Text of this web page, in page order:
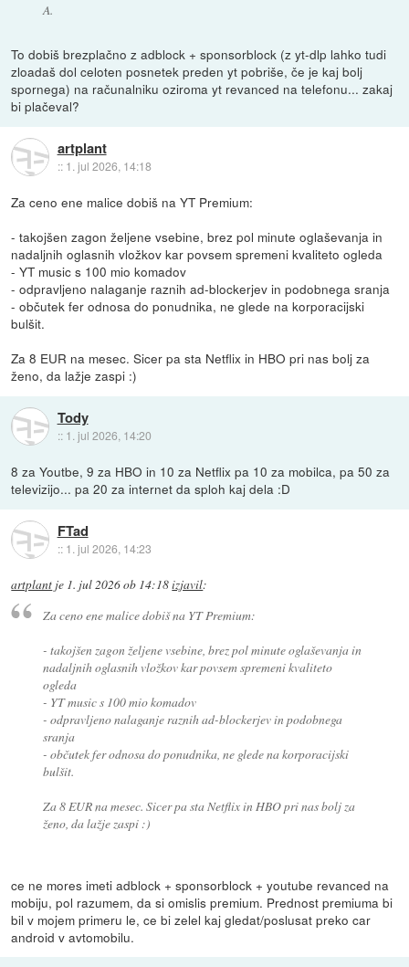
A.
To dobiš brezplačno z adblock + sponsorblock (z yt-dlp lahko tudi
zloadaš dol celoten posnetek preden yt pobriše, če je kaj bolj
spornega) na računalniku oziroma yt revanced na telefonu... zakaj
bi plačeval?
artplant
:: 1. jul 2026, 14:18
Za ceno ene malice dobiš na YT Premium:
- takojšen zagon željene vsebine, brez pol minute oglaševanja in
nadaljnih oglasnih vložkov kar povsem spremeni kvaliteto ogleda
- YT music s 100 mio komadov
- odpravljeno nalaganje raznih ad-blockerjev in podobnega sranja
- občutek fer odnosa do ponudnika, ne glede na korporacijski
bulšit.
Za 8 EUR na mesec. Sicer pa sta Netflix in HBO pri nas bolj za
ženo, da lažje zaspi :)
Tody
:: 1. jul 2026, 14:20
8 za Youtbe, 9 za HBO in 10 za Netflix pa 10 za mobilca, pa 50 za
televizijo... pa 20 za internet da sploh kaj dela :D
FTad
:: 1. jul 2026, 14:23
artplant je 1. jul 2026 ob 14:18izjavil:
Za ceno ene malice dobiš na YT Premium:
- takojšen zagon željene vsebine, brez pol minute oglaševanja in
nadaljnih oglasnih vložkov kar povsem spremeni kvaliteto
ogleda
- YT music s 100 mio komadov
- odpravljeno nalaganje raznih ad-blockerjev in podobnega
sranja
- občutek fer odnosa do ponudnika, ne glede na korporacijski
bulšit.
Za 8 EUR na mesec. Sicer pa sta Netflix in HBO pri nas bolj za
ženo, da lažje zaspi :)
ce ne mores imeti adblock + sponsorblock + youtube revanced na
mobiju, pol razumem, da si omislis premium. Prednost premiuma bi
bil v mojem primeru le, ce bi zelel kaj gledat/poslusat preko car
android v avtomobilu.